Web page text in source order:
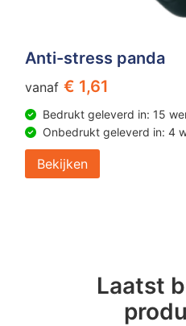
Anti-stress panda
vanaf € 1,61
Bedrukt geleverd in: 15
Onbedrukt geleverd in: 4
Bekijken
Laatst